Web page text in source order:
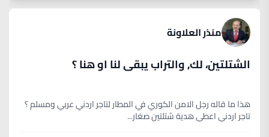
منذر العلاونة
الشتلتين، لك, والتراب يبقى لنا او هنا ؟
هذا ما قاله رجل الامن الكوري في المطار لتاجر اردني عربي ومسلم ؟
تاجر اردني اعطي هدية شتلتين صغار...